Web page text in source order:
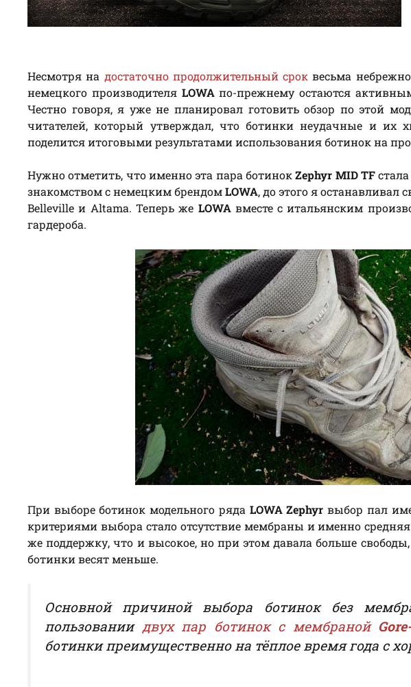
Несмотря на достаточно продолжительный срок весьма
немецкого производителя LOWAпо-прежнему остаются активным
Честно говоря, я уже не планировал готовить обзор по этой
читателей, который утверждал, что ботинки неудачные и их
поделится итоговыми результатами использования ботинок на
Нужно отметить, что именно эта пара ботинокZephyr MID TF
знакомством с немецким брендомLOWA, до этого я останавливал
Belleville и Altama. Теперь же LOWAвместе с итальянским
гардероба.
При выборе ботинок модельного ряда LOWA Zephyr выбор пал
критериями выбора стало отсутствие мембраны и именно
же поддержку, что и высокое, но при этом давала больше
ботинки весят меньше.
Основной причиной выбора ботинок без
пользовании двух пар ботинок с мембраной
ботинки преимущественно на тёплое время года с